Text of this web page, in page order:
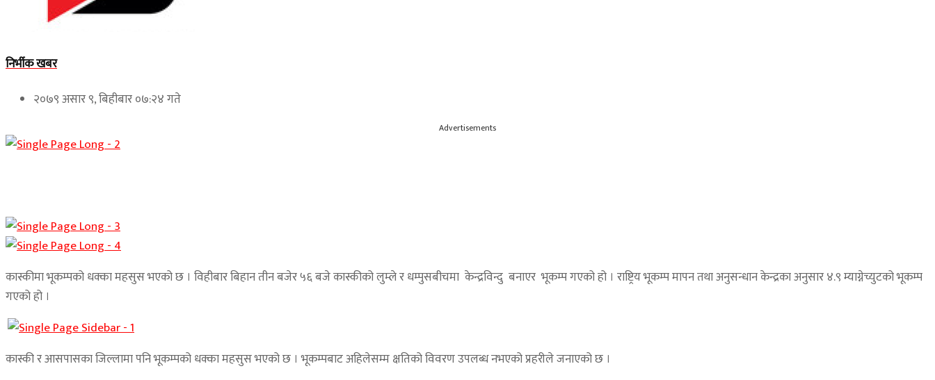
निर्भीक खबर
२०७९ असार ९, बिहीबार ०७:२४ गते
Advertisements
कास्कीमा भूकम्पको धक्का महसुस भएको छ । विहीबार बिहान तीन बजेर ५६ बजे कास्कीको लुम्ले र धम्पुसबीचमा केन्द्रविन्दु बनाएर भूकम्प गएको हो । राष्ट्रिय भूकम्प मापन तथा अनुसन्धान केन्द्रका अनुसार ४.९ म्याग्नेच्युटको भूकम्प
गएको हो ।
कास्की र आसपासका जिल्लामा पनि भूकम्पको धक्का महसुस भएको छ । भूकम्पबाट अहिलेसम्म क्षतिको विवरण उपलब्ध नभएको प्रहरीले जनाएको छ ।